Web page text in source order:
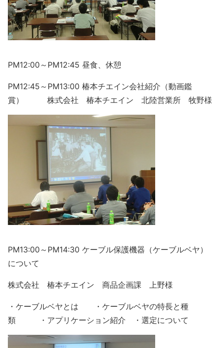
PM12:00～PM12:45 昼食、休憩
PM12:45～PM13:00 椿本チエイン会社紹介（動画鑑
賞） 株式会社 椿本チエイン 北陸営業所 牧野様
PM13:00～PM14:30 ケーブル保護機器（ケーブルベヤ）
について
株式会社 椿本チエイン 商品企画課 上野様
・ケーブルベヤとは ・ケーブルベヤの特長と種
類 ・アプリケーション紹介 ・選定について